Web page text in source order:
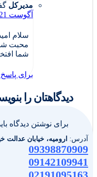
مدیرکل
آگوست 21, 2024 در 7:20 ق.ظ
سلام
محبت
شما
برای
دیدگاهتان را
برای نوشتن دیدگاه
آدرس: ارومیه، خیابان عدالت
09398870909
09142109941